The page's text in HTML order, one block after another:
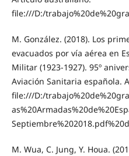
file:///D:/
M. González. (2018). Los
evacuados por vía aérea en
Militar (1923-1927). 95º
Aviación Sanitaria española.
file:///D:/
M. Wua, C. Jung, Y. Houa.